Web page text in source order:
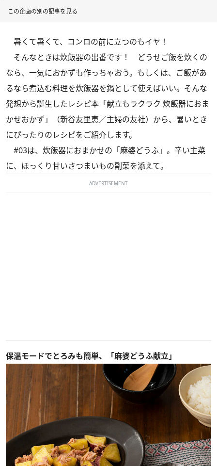
この企画の別の記事を見る
暑くて暑くて、コンロの前に立つのもイヤ！
そんなときは炊飯器の出番です！ どうせご飯を炊くの
なら、一気におかずも作っちゃおう。もしくは、ご飯があ
るなら煮込む料理を炊飯器を鍋として使えばいい。そんな
発想から誕生したレシピ本 「献立もラクラク 炊飯器におま
かせおかず」
（新谷友里恵／主婦の友社）から、暑いとき
にぴったりのレシピをご紹介します。
#03は、炊飯器におまかせの「麻婆どうふ」。辛い主菜
に、ほっくり甘いさつまいもの副菜を添えて。
ADVERTISEMENT
保温モードでとろみも簡単、「麻婆どうふ献立」